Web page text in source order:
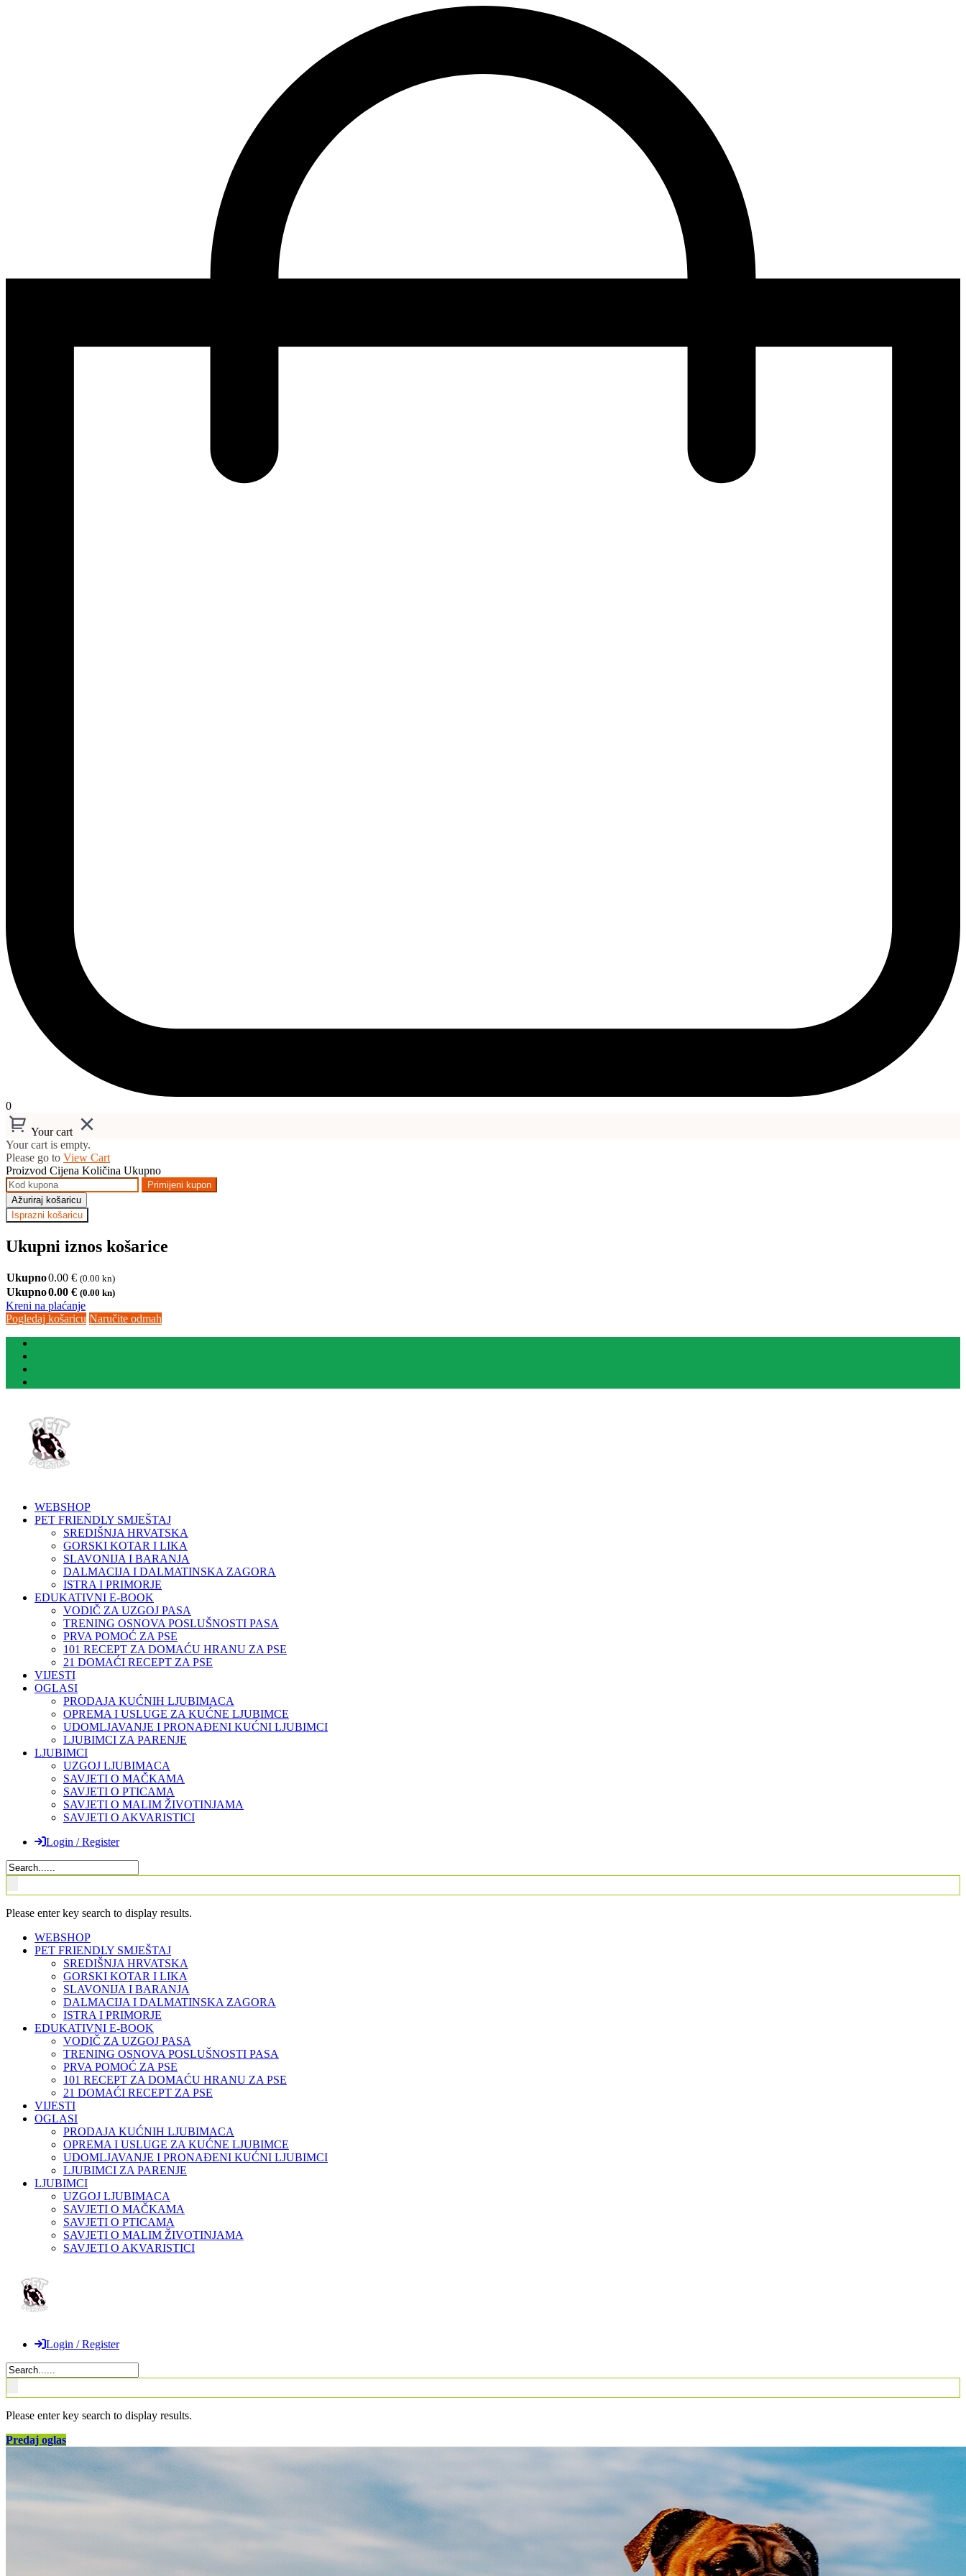
0
Your cart
Your cart is empty.
Please go to View Cart
Proizvod Cijena Količina Ukupno
Primijeni kupon
Ažuriraj košaricu
Isprazni košaricu
Ukupni iznos košarice
Ukupno0.00 € (0.00 kn)
Ukupno0.00 € (0.00 kn)
Kreni na plaćanje
Pogledaj košaricu Naručite odmah
WEBSHOP
PET FRIENDLY SMJEŠTAJ
SREDIŠNJA HRVATSKA
GORSKI KOTAR I LIKA
SLAVONIJA I BARANJA
DALMACIJA I DALMATINSKA ZAGORA
ISTRA I PRIMORJE
EDUKATIVNI E-BOOK
VODIČ ZA UZGOJ PASA
TRENING OSNOVA POSLUŠNOSTI PASA
PRVA POMOĆ ZA PSE
101 RECEPT ZA DOMAĆU HRANU ZA PSE
21 DOMAĆI RECEPT ZA PSE
VIJESTI
OGLASI
PRODAJA KUĆNIH LJUBIMACA
OPREMA I USLUGE ZA KUĆNE LJUBIMCE
UDOMLJAVANJE I PRONAĐENI KUĆNI LJUBIMCI
LJUBIMCI ZA PARENJE
LJUBIMCI
UZGOJ LJUBIMACA
SAVJETI O MAČKAMA
SAVJETI O PTICAMA
SAVJETI O MALIM ŽIVOTINJAMA
SAVJETI O AKVARISTICI
Login / Register
Please enter key search to display results.
WEBSHOP
PET FRIENDLY SMJEŠTAJ
SREDIŠNJA HRVATSKA
GORSKI KOTAR I LIKA
SLAVONIJA I BARANJA
DALMACIJA I DALMATINSKA ZAGORA
ISTRA I PRIMORJE
EDUKATIVNI E-BOOK
VODIČ ZA UZGOJ PASA
TRENING OSNOVA POSLUŠNOSTI PASA
PRVA POMOĆ ZA PSE
101 RECEPT ZA DOMAĆU HRANU ZA PSE
21 DOMAĆI RECEPT ZA PSE
VIJESTI
OGLASI
PRODAJA KUĆNIH LJUBIMACA
OPREMA I USLUGE ZA KUĆNE LJUBIMCE
UDOMLJAVANJE I PRONAĐENI KUĆNI LJUBIMCI
LJUBIMCI ZA PARENJE
LJUBIMCI
UZGOJ LJUBIMACA
SAVJETI O MAČKAMA
SAVJETI O PTICAMA
SAVJETI O MALIM ŽIVOTINJAMA
SAVJETI O AKVARISTICI
Login / Register
Please enter key search to display results.
Predaj oglas